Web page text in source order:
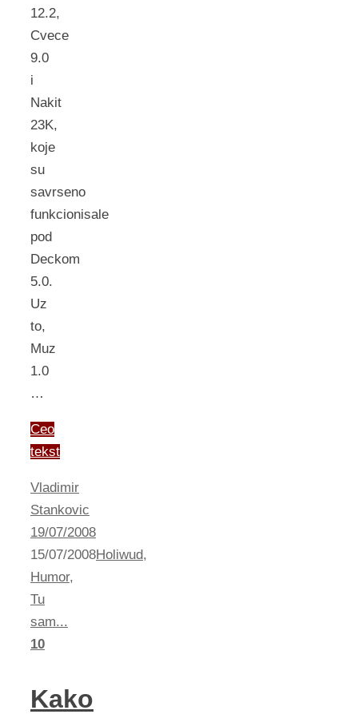
12.2,
Cvece
9.0
i
Nakit
23K,
koje
su
savrseno
funkcionisale
pod
Deckom
5.0.
Uz
to,
Muz
1.0
…
Ceo
tekst
Vladimir
Stankovic
19/07/2008
15/07/2008Holiwud,
Humor,
Tu
sam...
10
Kako